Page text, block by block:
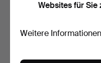
Websites für Sie
Weitere